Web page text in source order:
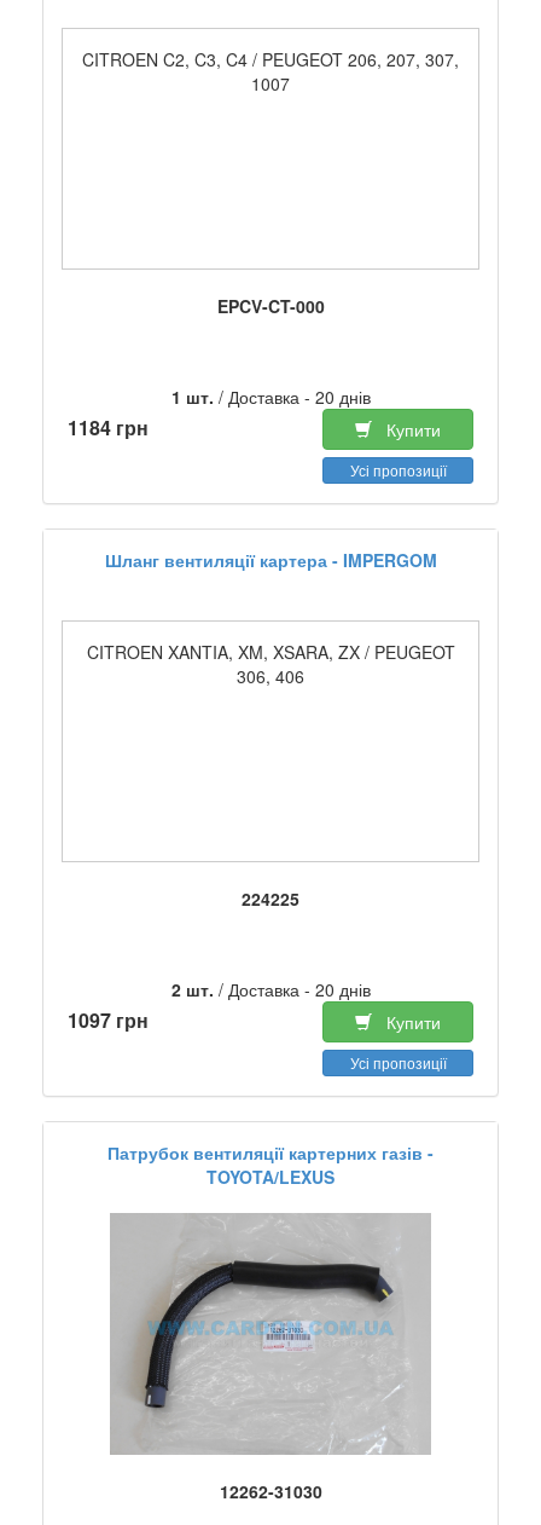
CITROEN C2, C3, C4 / PEUGEOT 206, 207, 307,
1007
EPCV-CT-000
1 шт. / Доставка - 20 днів
1184 грн Купити
Усі пропозиції
Шланг вентиляції картера - IMPERGOM
CITROEN XANTIA, XM, XSARA, ZX / PEUGEOT
306, 406
224225
2 шт. / Доставка - 20 днів
1097 грн Купити
Усі пропозиції
Патрубок вентиляції картерних газів -
TOYOTA/LEXUS
12262-31030